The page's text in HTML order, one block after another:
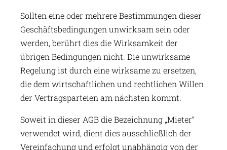
Sollten eine oder mehrere Bestimmungen dieser
Geschäftsbedingungen unwirksam sein oder
werden, berührt dies die Wirksamkeit der
übrigen Bedingungen nicht. Die unwirksame
Regelung ist durch eine wirksame zu ersetzen,
die dem wirtschaftlichen und rechtlichen Willen
der Vertragsparteien am nächsten kommt.
Soweit in dieser AGB die Bezeichnung „Mieter“
verwendet wird, dient dies ausschließlich der
Vereinfachung und erfolgt unabhängig von der